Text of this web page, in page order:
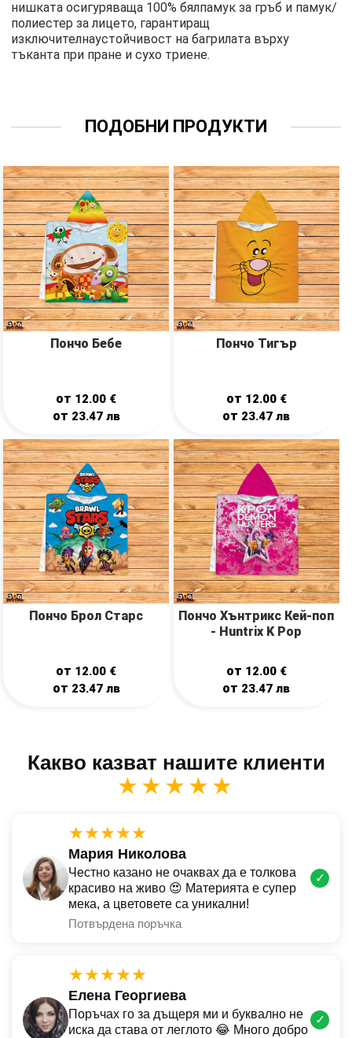
нишката осигуряваща 100% бялпамук за гръб и памук/
полиестер за лицето, гарантиращ
изключителнаустойчивост на багрилата върху
тъканта при пране и сухо триене.
ПОДОБНИ ПРОДУКТИ
Пончо Бебе
от 12.00 €
от 23.47 лв
Пончо Тигър
от 12.00 €
от 23.47лв
Пончо Брол Старс
от 12.00 €
от 23.47 лв
Пончо Хънтрикс Кей-поп
- Huntrix K Pop
от 12.00 €
от 23.47лв
Какво казват нашите клиенти
★★★★★
★★★★★
Мария Николова
Честно казано не очаквах да е толкова
красиво на живо 😍 Материята е супер
мека, а цветовете са уникални!
Потвърдена поръчка
✓
★★★★★
Елена Георгиева
Поръчах го за дъщеря ми и буквално не
иска да става от леглото 😂 Много добро
✓